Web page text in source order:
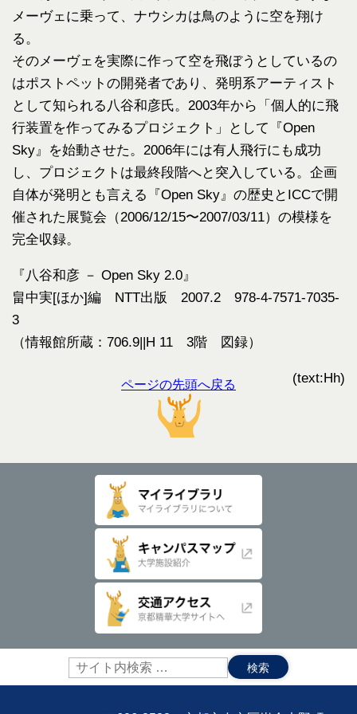
メーヴェに乗って、ナウシカは鳥のように空を翔け
る。
そのメーヴェを実際に作って空を飛ぼうとしているの
はポストペットの開発者であり、発明系アーティスト
として知られる八谷和彦氏。2003年から「個人的に飛
行装置を作ってみるプロジェクト」として『Open
Sky』を始動させた。2006年には有人飛行にも成功
し、プロジェクトは最終段階へと突入している。企画
自体が発明とも言える『Open Sky』の歴史とICCで開
催された展覧会（2006/12/15〜2007/03/11）の模様を
完全収録。
『八谷和彦 － Open Sky 2.0』
畠中実[ほか]編 NTT出版 2007.2 978-4-7571-7035-
3
（情報館所蔵：706.9||H 11 3階 図録）
(text:Hh)
ページの先頭へ戻る
サ
イ
ト